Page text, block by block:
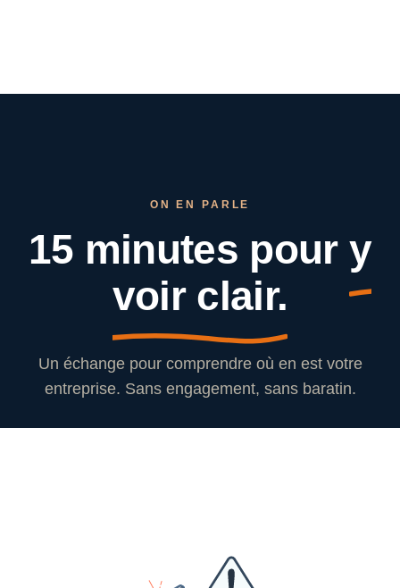
ON EN PARLE
15 minutes pour y
voir clair.
Un échange pour comprendre où en est votre
entreprise. Sans engagement, sans baratin.